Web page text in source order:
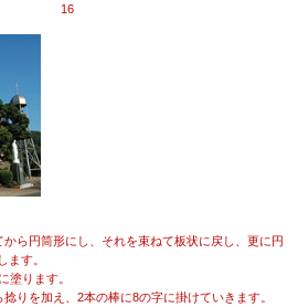
16
ら円筒形にし、それを束ねて板状に戻し、更に円
ます。
塗ります。
りを加え、2本の棒に8の字に掛けていきます。